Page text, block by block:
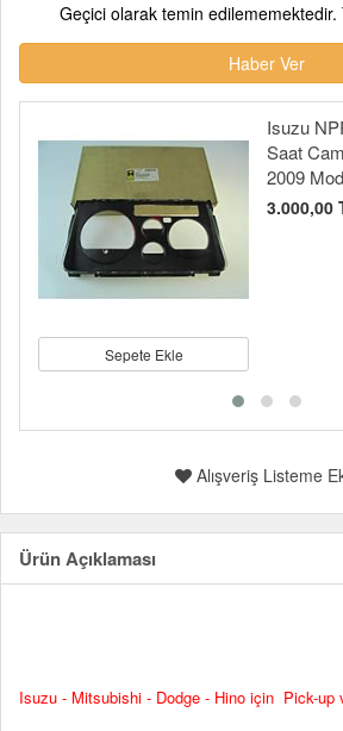
Geçici olarak temin
Haber Ver
Sepete Ekle
Isuzu
Saat
2009
3.000,00
Alışveriş Listeme
Ürün Açıklaması
Isuzu - Mitsubishi - Dodge - Hino için Pick-up